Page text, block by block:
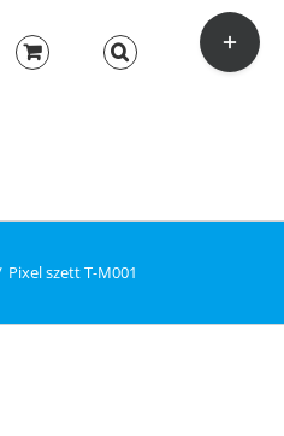
Pixel szett T-M001
Toggle
Sliding
Bar